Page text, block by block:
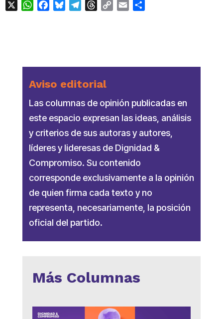
WhatsApp
FacebookBlueskyTelegramThreads
Copy Email
Aviso editorial
Las columnas de opinión publicadas en
este espacio expresan las ideas, análisis
y criterios de sus autoras y autores,
líderes y lideresas de Dignidad &
Compromiso. Su contenido
corresponde exclusivamente a la opinión
de quien firma cada texto y no
representa, necesariamente, la posición
oficial del partido.
Más Columnas